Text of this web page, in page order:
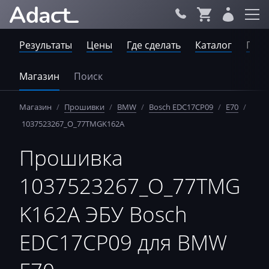
Результаты Цены Где сделать Каталог
Магазин Поиск
Магазин / Прошивки / BMW / Bosch EDC17CP09 / E70 /
1037523267_O_77TMGK162A
Прошивка
1037523267_O_77TMG
K162A ЭБУ Bosch
EDC17CP09 для BMW